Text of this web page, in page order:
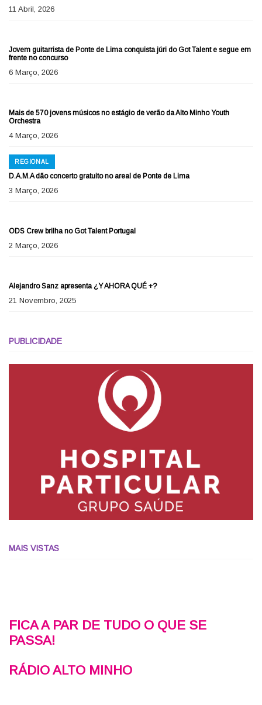
11 Abril, 2026
Jovem guitarrista de Ponte de Lima conquista júri do Got Talent e segue em
frente no concurso
6 Março, 2026
Mais de 570 jovens músicos no estágio de verão da Alto Minho Youth
Orchestra
4 Março, 2026
REGIONAL
D.A.M.A dão concerto gratuito no areal de Ponte de Lima
3 Março, 2026
ODS Crew brilha no Got Talent Portugal
2 Março, 2026
Alejandro Sanz apresenta ¿Y AHORA QUÉ +?
21 Novembro, 2025
PUBLICIDADE
MAIS VISTAS
FICA A PAR DE TUDO O QUE SE
PASSA!
RÁDIO ALTO MINHO